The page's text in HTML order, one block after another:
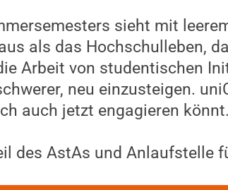
sieht mit
als das Hochschulleben,
Arbeit von studentischen
neu einzusteigen.
auch jetzt engagieren könnt.
des AstAs und Anlaufstelle